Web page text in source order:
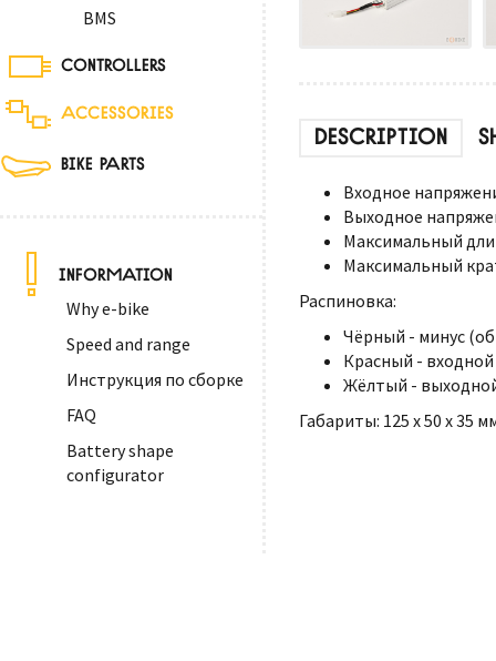
BMS
CONTROLLERS
ACCESSORIES
BIKE PARTS
INFORMATION
Why e-bike
Speed and range
Инструкция по сборке
FAQ
Battery shape
configurator
DESCRIPTION
Входное
Выходное
Максимальный
Максимальный
Распиновка:
Чёрный - минус
Красный -
Жёлтый -
Габариты: 125 х 50 х 35